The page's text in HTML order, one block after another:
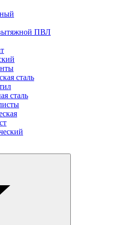
ПВЛ
сталь
сталь